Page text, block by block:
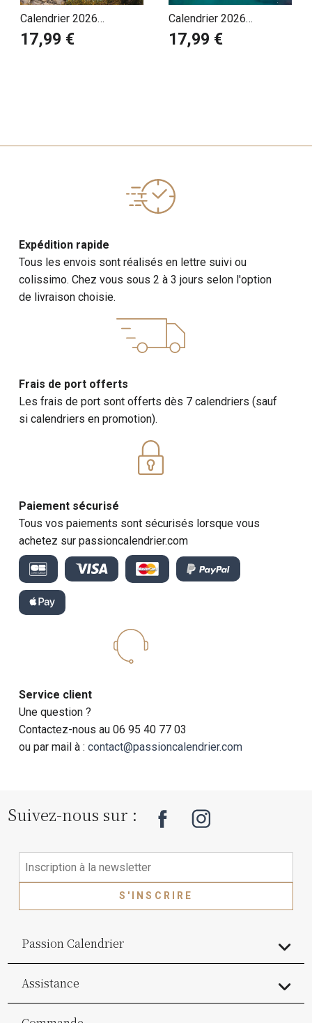
Calendrier 2026
Inspiration Paysage Zen
17,99 €
Calendrier 2026
Tranquillité Zen
17,99 €
Expédition rapide
Tous les envois sont réalisés en lettre suivi ou
colissimo. Chez vous sous 2 à 3 jours selon l'option
de livraison choisie.
Frais de port offerts
Les frais de port sont offerts dès 7 calendriers (sauf
si calendriers en promotion).
Paiement sécurisé
Tous vos paiements sont sécurisés lorsque vous
achetez sur passioncalendrier.com
Service client
Une question ?
Contactez-nous au 06 95 40 77 03
ou par mail à :contact@passioncalendrier.com
Suivez-nous sur :
S'INSCRIRE
Passion Calendrier
Assistance